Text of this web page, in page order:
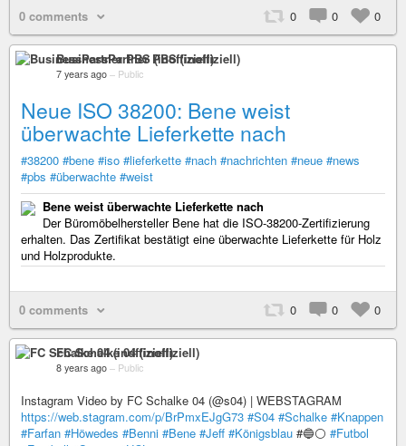
0 comments 0 0 0
BusinessPartner PBS (inoffiziell)
7 years ago – Public
Neue ISO 38200: Bene weist
überwachte Lieferkette nach
#38200 #bene #iso #lieferkette #nach #nachrichten #neue #news
#pbs #überwachte #weist
Bene weist überwachte Lieferkette nach
Der Büromöbelhersteller Bene hat die ISO-38200-Zertifizierung
erhalten. Das Zertifikat bestätigt eine überwachte Lieferkette für Holz
und Holzprodukte.
0 comments 0 0 0
FC Schalke 04 (inoffiziell)
8 years ago – Public
Instagram Video by FC Schalke 04 (@s04) | WEBSTAGRAM
https://web.stagram.com/p/BrPmxEJgG73 #S04 #Schalke #Knappen
#Farfan #Höwedes #Benni #Bene #Jeff #Königsblau #🔵⚪️ #Futbol